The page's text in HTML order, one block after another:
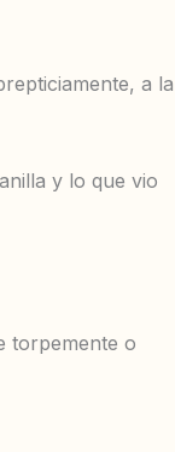
a la
y lo que vio
torpemente o